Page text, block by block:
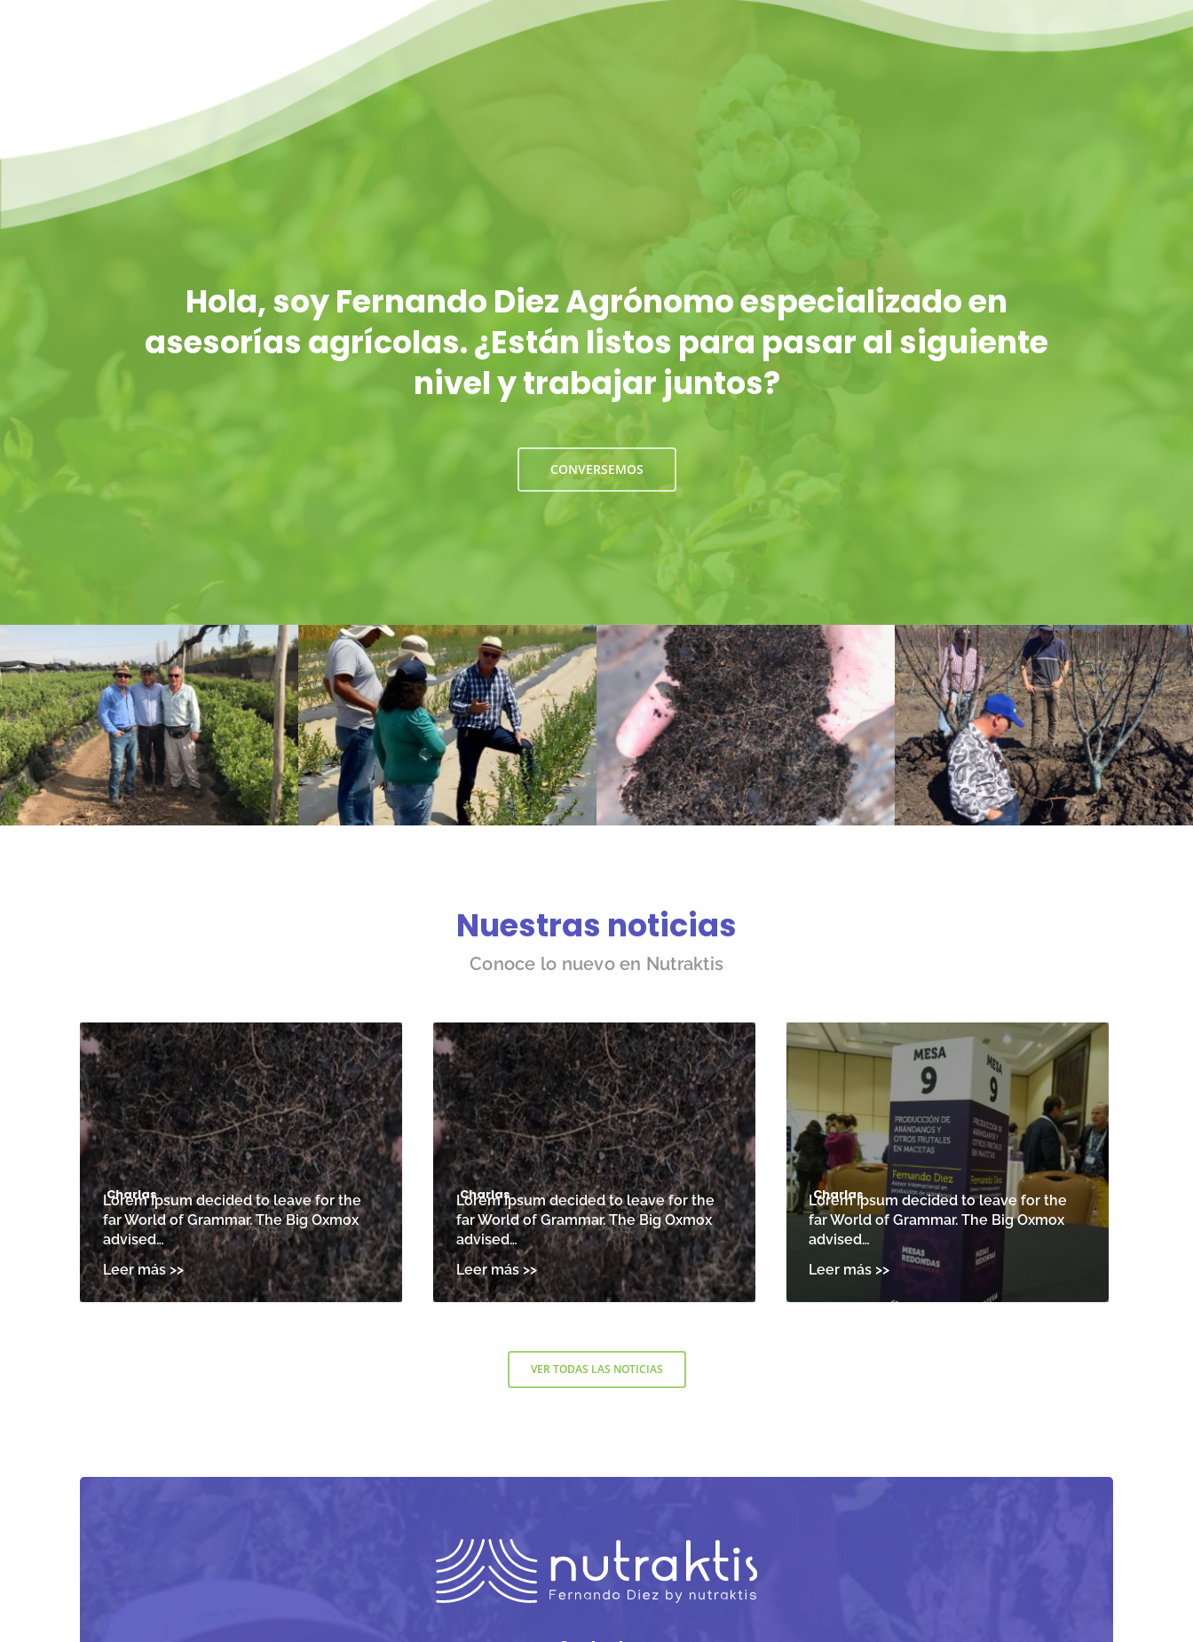
Hola, soy Fernando Diez Agrónomo especializado en
asesorías agrícolas. ¿Están listos para pasar al siguiente
nivel y trabajar juntos?
CONVERSEMOS
Nuestras noticias
Conoce lo nuevo en Nutraktis
Charlas
Lorem Ipsum decided to leave for the
far World of Grammar. The Big Oxmox
advised…
Charlas
Lorem Ipsum decided to leave for the
far World of Grammar. The Big Oxmox
advised…
Charlas
Lorem Ipsum decided to leave for the
far World of Grammar. The Big Oxmox
advised…
VER TODAS LAS NOTICIAS